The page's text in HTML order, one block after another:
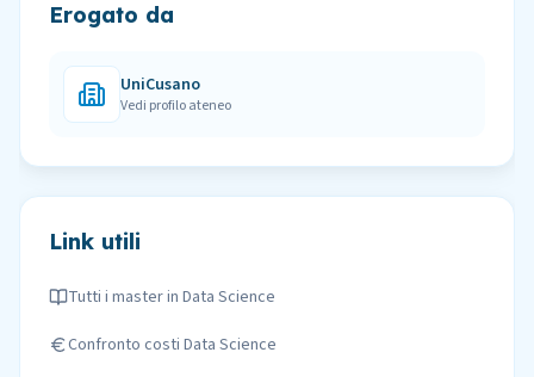
Erogato da
UniCusano
Vedi profilo ateneo
Link utili
Tutti i master in Data Science
Confronto costi Data Science